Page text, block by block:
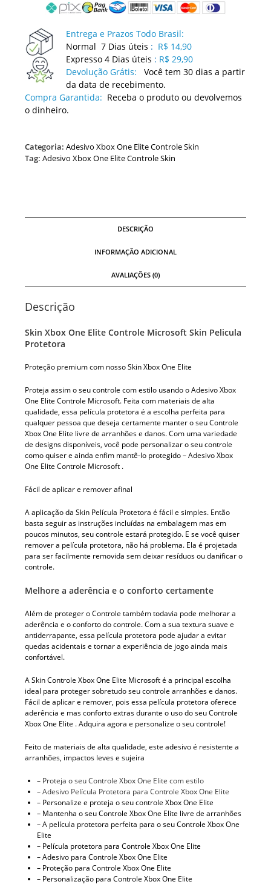
Entrega e Prazos Todo Brasil:
Normal 7 Dias úteis : R$ 14,90
Expresso 4 Dias úteis : R$ 29,90
Devolução Grátis:
Você tem 30 dias a partir
da data de recebimento.
Compra Garantida: Receba o produto ou devolvemos
o dinheiro.
Categoria:Adesivo Xbox One Elite Controle Skin
Tag:Adesivo Xbox One Elite Controle Skin
DESCRIÇÃO
INFORMAÇÃO ADICIONAL
AVALIAÇÕES (0)
Descrição
Skin Xbox One Elite Controle Microsoft Skin Pelicula
Protetora
Proteção premium com nosso Skin Xbox One Elite
Proteja assim o seu controle com estilo usando o Adesivo Xbox
One Elite Controle Microsoft. Feita com materiais de alta
qualidade, essa película protetora é a escolha perfeita para
qualquer pessoa que deseja certamente manter o seu Controle
Xbox One Elite livre de arranhões e danos. Com uma variedade
de designs disponíveis, você pode personalizar o seu controle
como quiser e ainda enfim mantê-lo protegido – Adesivo Xbox
One Elite Controle Microsoft .
Fácil de aplicar e remover afinal
A aplicação da Skin Película Protetora é fácil e simples. Então
basta seguir as instruções incluídas na embalagem mas em
poucos minutos, seu controle estará protegido. E se você quiser
remover a película protetora, não há problema. Ela é projetada
para ser facilmente removida sem deixar resíduos ou danificar o
controle.
Melhore a aderência e o conforto certamente
Além de proteger o Controle também todavia pode melhorar a
aderência e o conforto do controle. Com a sua textura suave e
antiderrapante, essa película protetora pode ajudar a evitar
quedas acidentais e tornar a experiência de jogo ainda mais
confortável.
A Skin Controle Xbox One Elite Microsoft é a principal escolha
ideal para proteger sobretudo seu controle arranhões e danos.
Fácil de aplicar e remover, pois essa película protetora oferece
aderência e mas conforto extras durante o uso do seu Controle
Xbox One Elite . Adquira agora e personalize o seu controle!
Feito de materiais de alta qualidade, este adesivo é resistente a
arranhões, impactos leves e sujeira
– Proteja o seu Controle Xbox One Elite com estilo
– Adesivo Película Protetora para Controle Xbox One Elite
– Personalize e proteja o seu controle Xbox One Elite
– Mantenha o seu Controle Xbox One Elite livre de arranhões
– A película protetora perfeita para o seu Controle Xbox One
Elite
– Película protetora para Controle Xbox One Elite
– Adesivo para Controle Xbox One Elite
– Proteção para Controle Xbox One Elite
– Personalização para Controle Xbox One Elite